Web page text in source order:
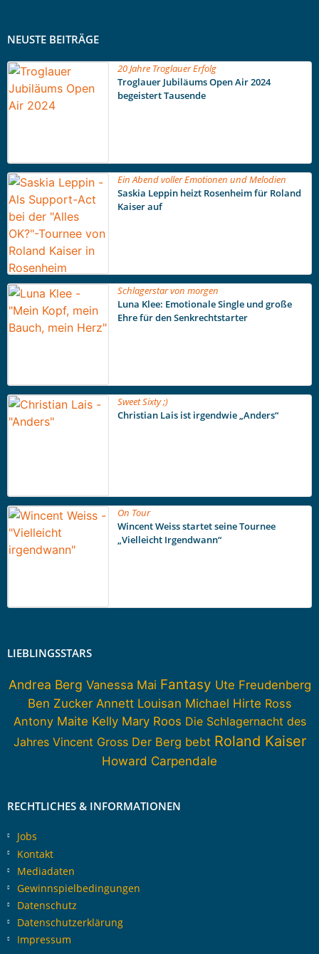
NEUSTE BEITRÄGE
20 Jahre Troglauer Erfolg
Troglauer Jubiläums Open Air 2024
begeistert Tausende
Ein Abend voller Emotionen und Melodien
Saskia Leppin heizt Rosenheim für Roland
Kaiser auf
Schlagerstar von morgen
Luna Klee: Emotionale Single und große
Ehre für den Senkrechtstarter
Sweet Sixty ;)
Christian Lais ist irgendwie „Anders“
On Tour
Wincent Weiss startet seine Tournee
„Vielleicht Irgendwann“
LIEBLINGSSTARS
Andrea Berg Vanessa Mai Fantasy Ute Freudenberg
Ben Zucker Annett Louisan Michael Hirte Ross
Antony Maite Kelly Mary Roos Die Schlagernacht des
Jahres Vincent Gross Der Berg bebt Roland Kaiser
Howard Carpendale
RECHTLICHES & INFORMATIONEN
Jobs
Kontakt
Mediadaten
Gewinnspielbedingungen
Datenschutz
Datenschutzerklärung
Impressum